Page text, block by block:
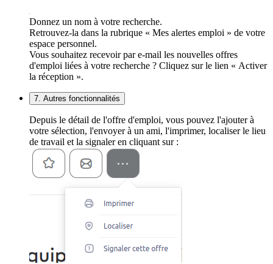
Donnez un nom à votre recherche.
Retrouvez-la dans la rubrique « Mes alertes emploi » de votre
espace personnel.
Vous souhaitez recevoir par e-mail les nouvelles offres
d'emploi liées à votre recherche ? Cliquez sur le lien « Activer
la réception ».
7. Autres fonctionnalités
Depuis le détail de l'offre d'emploi, vous pouvez l'ajouter à
votre sélection, l'envoyer à un ami, l'imprimer, localiser le lieu
de travail et la signaler en cliquant sur :